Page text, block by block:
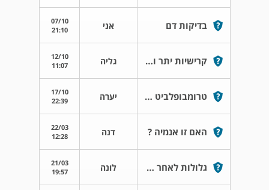
בדיקות דם אני
07/10
21:10
קרישיות יתר וניתוח להרמת העפעפיים גליה
12/10
11:07
טרומבופלביט מונדור בשד יערה
17/10
22:39
האם זו אנמיה ? דנה
22/03
12:28
גלולות לאחר ארוע קרישיות יתר לונה
21/03
19:57